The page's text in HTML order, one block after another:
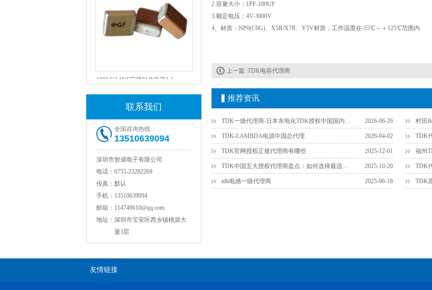
1808 Y2 1NF安规贴片电容Johanson品牌
联系我们
全国咨询热线：
13510639094
深圳市智成电子有限公司
电话： 0755-23282269
传真： 默认
手机： 13510639094
邮箱： 114749610@qq.com
地址： 深圳市宝安区西乡镇桃源大
厦3层
2.容量大小：1PF-100UF
3.额定电压：4V-3000V
4、材质：NP0(C0G)、X5R/X7R、Y5V材质，工作温度在-55℃～＋125℃范围内
上一篇: TDK电容代理商
推荐资讯
TDK一级代理商-日本东电化TDK授权中国国内一级代理商官网查询方法 2026-06-26 村田
TDK-LAMBDA电源中国总代理 2026-04-02
TDK官网授权正规代理商有哪些 2025-12-01
TDK中国五大授权代理商盘点：如何选择最适合您的供应链伙伴？ 2025-10-20
tdk电感一级代理商 2025-06-18 TDK
友情链接